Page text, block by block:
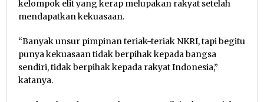
kelompok elit yang kerap melupakan rakyat setelah
mendapatkan kekuasaan.
“Banyak unsur pimpinan teriak-teriak NKRI, tapi begitu
punya kekuasaan tidak berpihak kepada bangsa
sendiri, tidak berpihak kepada rakyat Indonesia,”
katanya.